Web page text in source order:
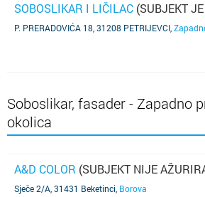
SOBOSLIKAR I LIČILAC (SUBJEKT
P. PRERADOVIĆA 18, 31208 PETRIJEVCI
Soboslikar, fasader - Zapadno
okolica
A&D COLOR (SUBJEKT NIJE
Sječe 2/A, 31431 Beketinci Borova